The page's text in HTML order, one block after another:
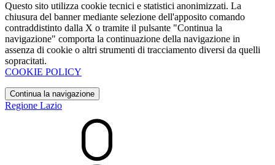
Questo sito utilizza cookie tecnici e statistici anonimizzati. La
chiusura del banner mediante selezione dell'apposito comando
contraddistinto dalla X o tramite il pulsante "Continua la
navigazione" comporta la continuazione della navigazione in
assenza di cookie o altri strumenti di tracciamento diversi da quelli
sopracitati.
COOKIE POLICY
Continua la navigazione
Regione Lazio